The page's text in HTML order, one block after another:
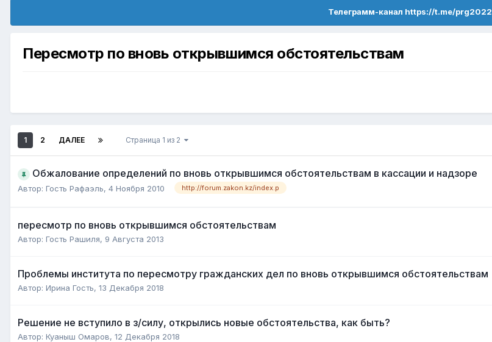
Телеграмм-канал https://t.me/prg2022
Пересмотр по вновь открывшимся обстоятельствам
1 2 ДАЛЕЕ Страница 1 из 2
Обжалование определений по вновь открывшимся обстоятельствам в кассации и надзоре
Автор: Гость Рафаэль, 4 Ноября 2010 http://forum.zakon.kz/index.p
пересмотр по вновь открывшимся обстоятельствам
Автор: Гость Рашиля, 9 Августа 2013
Проблемы института по пересмотру гражданских дел по вновь открывшимся обстоятельствам
Автор: Ирина Гость, 13 Декабря 2018
Решение не вступило в з/силу, открылись новые обстоятельства, как быть?
Автор: Куаныш Омаров, 12 Декабря 2018